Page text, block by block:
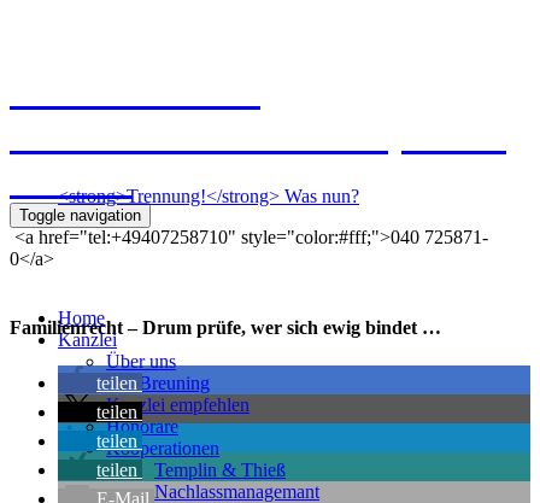
Hamburg
Toggle navigation
Home
Kanzlei
Über uns
Kai Breuning
Kanzlei empfehlen
Honorare
Kooperationen
Templin & Thieß
Nachlassmanagemant
<strong>Trennung!</strong> Was nun?
<a href="tel:+49407258710" style="color:#fff;">040 725871-
0</a>
Familienrecht – Drum prüfe, wer sich ewig bindet …
teilen
teilen
teilen
teilen
E-Mail